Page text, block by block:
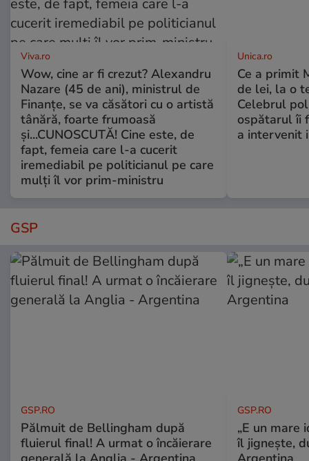
Viva.ro
Wow, cine ar fi crezut? Alexandru
Nazare (45 de ani), ministrul de
Finanțe, se va căsători cu o artistă
tânără, foarte frumoasă
și...CUNOSCUTĂ! Cine este, de
fapt, femeia care l-a cucerit
iremediabil pe politicianul pe care
mulți îl vor prim-ministru
Unica.ro
Ce a primit
de lei, la o
Celebrul
ospătarul îi
a intervenit
GSP
GSP.RO
Pălmuit de Bellingham după
fluierul final! A urmat o încăierare
GSP.RO
„E un mare
îl jignește,